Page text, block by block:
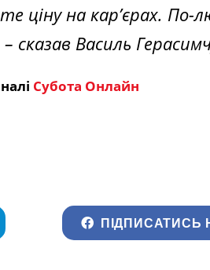
ціну на кар’єрах. По-
– сказав Василь
Субота Онлайн
ПІДПИСАТИСЬ